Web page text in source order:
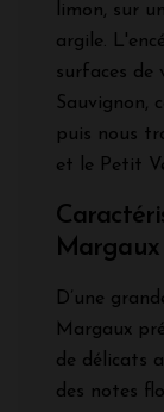
limon, sur
argile.
surfaces de
Sauvignon,
puis nous
et le Petit
D’une
Margaux
de délicats
des notes